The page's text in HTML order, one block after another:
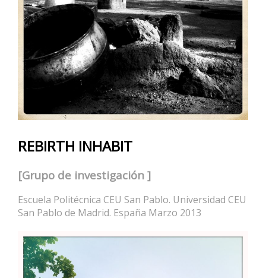
REBIRTH INHABIT
[Grupo de investigación ]
Escuela Politécnica CEU San Pablo. Universidad CEU
San Pablo de Madrid. España Marzo 2013